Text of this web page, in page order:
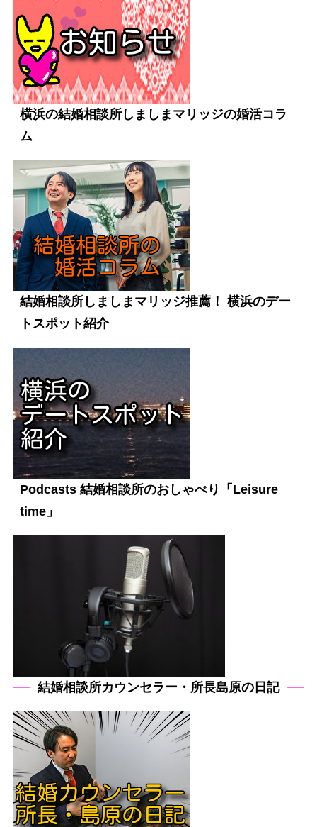
横浜の結婚相談所しましまマリッジの婚活コラ
ム
結婚相談所しましまマリッジ推薦！ 横浜のデー
トスポット紹介
Podcasts 結婚相談所のおしゃべり「Leisure
time」
結婚相談所カウンセラー・所長島原の日記